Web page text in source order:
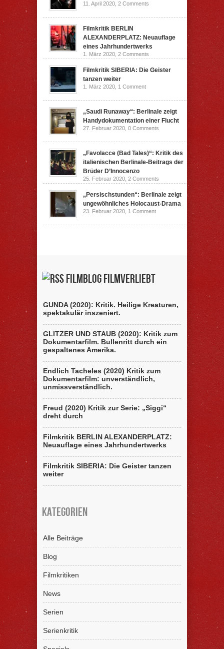
11. April 2020, 2 Comments
Filmkritik BERLIN
ALEXANDERPLATZ: Neuauflage
eines Jahrhundertwerks
1. März 2020, 2 Comments
Filmkritik SIBERIA: Die Geister
tanzen weiter
1. März 2020, 1 Comment
„Saudi Runaway“: Berlinale zeigt
Handydokumentation einer Flucht
27. Februar 2020, 0 Comments
„Favolacce (Bad Tales)“: Kritik des
italienischen Berlinale-Beitrags der
Brüder D’Innocenzo
25. Februar 2020, 2 Comments
„Persischstunden“: Berlinale zeigt
ungewöhnliches Holocaust-Drama
23. Februar 2020, 1 Comment
Filmblog filmverliebt
GUNDA (2020): Kritik. Heilige Kreaturen,
spektakulär inszeniert.
GLITZER UND STAUB (2020): Kritik zum
Dokumentarfilm. Bullenritt durch ein
gespaltenes Amerika.
Endlich Tacheles (2020) Kritik zum
Dokumentarfilm: unverständlich,
unmissverständlich.
Freud (2020) Kritik zur Serie: „Siggi“
dreht durch
Filmkritik BERLIN ALEXANDERPLATZ:
Neuauflage eines Jahrhundertwerks
Filmkritik SIBERIA: Die Geister tanzen
weiter
Kategorien
Alle Beiträge
Blog
Filmkritiken
News
Serien
Serienkritik